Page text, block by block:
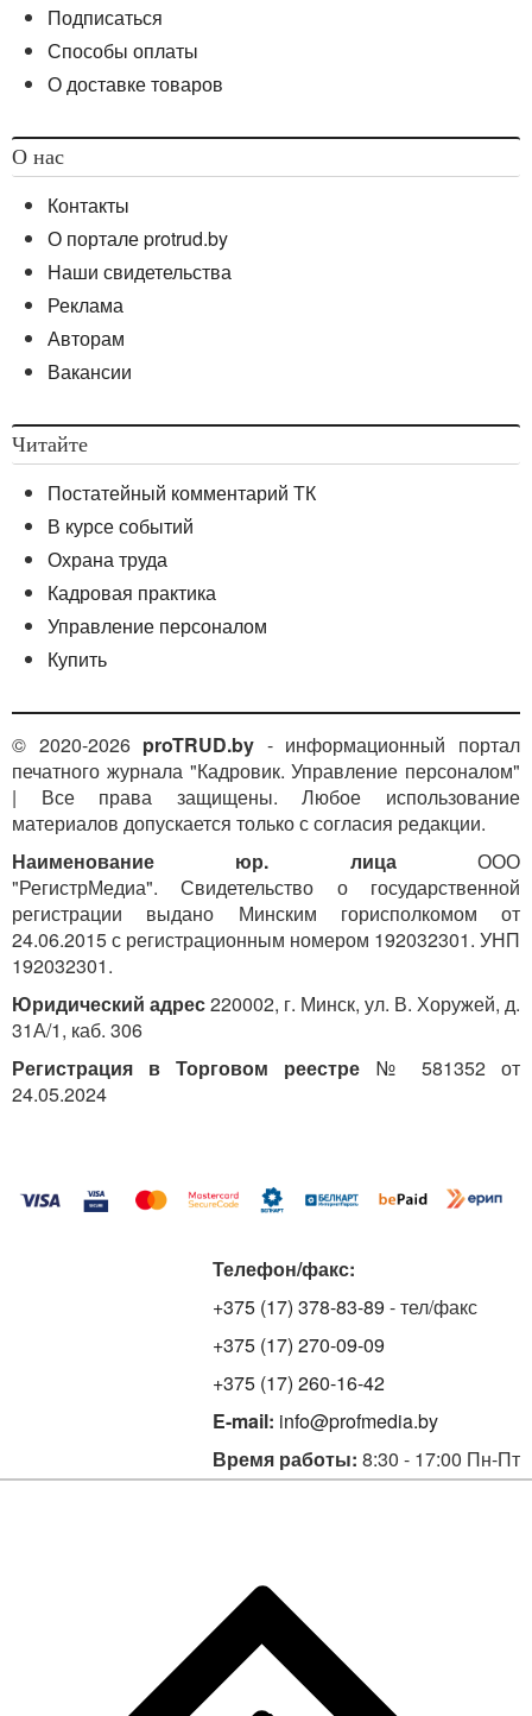
Подписаться
Способы оплаты
О доставке товаров
О нас
Контакты
О портале protrud.by
Наши свидетельства
Реклама
Авторам
Вакансии
Читайте
Постатейный комментарий ТК
В курсе событий
Охрана труда
Кадровая практика
Управление персоналом
Купить
© 2020-2026 proTRUD.by - информационный портал
печатного журнала "Кадровик. Управление персоналом"
| Все права защищены. Любое использование
материалов допускается только с согласия редакции.
Наименование юр. лицаООО
"РегистрМедиа". Свидетельство о государственной
регистрации выдано Минским горисполкомом от
24.06.2015 с регистрационным номером 192032301. УНП
192032301.
Юридический адрес220002, г. Минск, ул. В. Хоружей, д.
31А/1, каб. 306
Регистрация в Торговом реестре № 581352 от
24.05.2024
Телефон/факс:
+375 (17) 378-83-89 - тел/факс
+375 (17) 270-09-09
+375 (17) 260-16-42
E-mail: info@profmedia.by
Время работы: 8:30 - 17:00 Пн-Пт